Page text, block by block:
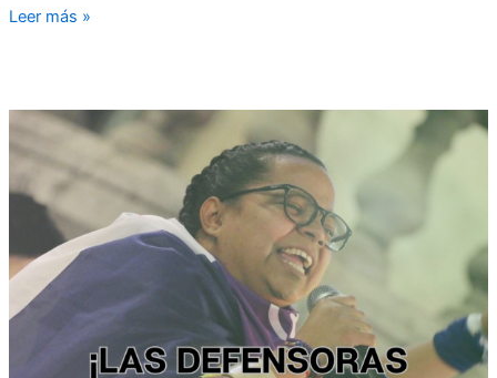
Leer más »
“Me
tocó
reconocer
muchas
cosas
que
no
le